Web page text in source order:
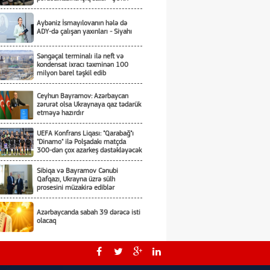
Aybəniz İsmayılovanın hələ də
ADY-də çalışan yaxınları - Siyahı
Səngəçal terminalı ilə neft və
kondensat ixracı təxminən 100
milyon barel təşkil edib
Ceyhun Bayramov: Azərbaycan
zərurət olsa Ukraynaya qaz tədarük
etməyə hazırdır
UEFA Konfrans Liqası: "Qarabağ"ı
"Dinamo" ilə Polşadakı matçda
300-dən çox azarkeş dəstəkləyəcək
Sibiqa və Bayramov Cənubi
Qafqazı, Ukrayna üzrə sülh
prosesini müzakirə ediblər
Azərbaycanda sabah 39 dərəcə isti
olacaq
ARDNF 3 illik auditor seçir